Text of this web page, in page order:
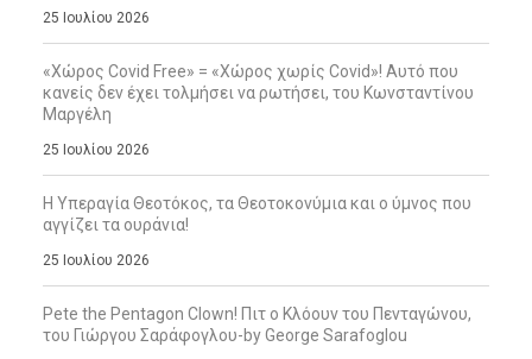
25 Ιουλίου 2026
«Χώρος Covid Free» = «Χώρος χωρίς Covid»! Αυτό που
κανείς δεν έχει τολμήσει να ρωτήσει, του Κωνσταντίνου
Μαργέλη
25 Ιουλίου 2026
Η Υπεραγία Θεοτόκος, τα Θεοτοκονύμια και ο ύμνος που
αγγίζει τα ουράνια!
25 Ιουλίου 2026
Pete the Pentagon Clown! Πιτ ο Κλόουν του Πενταγώνου,
του Γιώργου Σαράφογλου-by George Sarafoglou